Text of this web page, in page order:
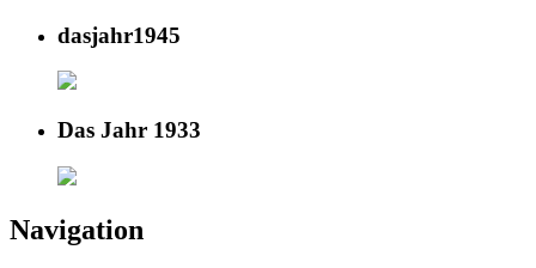
dasjahr1945
Das Jahr 1933
Navigation